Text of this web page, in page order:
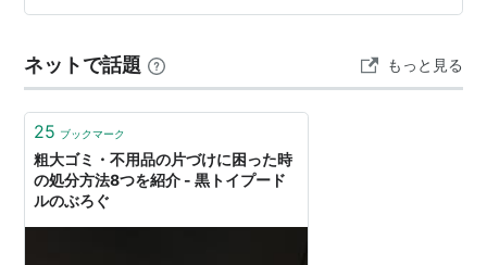
ネットで話題 もっと見る
25 ブックマーク
粗大ゴミ・不用品の片づけに困った時
の処分方法8つを紹介 - 黒トイプード
ルのぶろぐ